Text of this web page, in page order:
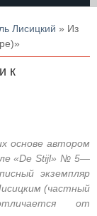
Лисицкий » Из
к
основе автором
«De Stijl» № 5—
экземпляр
(частный
от